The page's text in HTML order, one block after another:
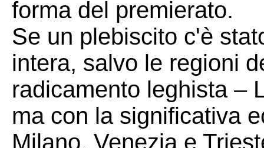
forma del premierato.
Se un plebiscito c'è
intera, salvo le regioni
radicamento leghista –
ma con la significativa
Milano, Venezia e